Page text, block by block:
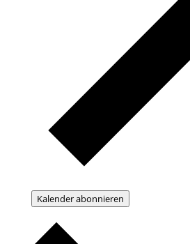
Kalender abonnieren